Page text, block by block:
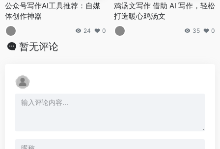
公众号写作AI工具推荐：自媒
体创作神器
24 0
鸡汤文写作 借助 AI 写作，轻松
打造暖心鸡汤文
35 0
暂无评论